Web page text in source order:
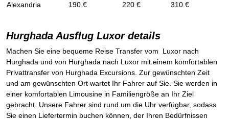
Alexandria
190 € 220 € 310 €
Hurghada Ausflug Luxor details
Machen Sie eine bequeme Reise Transfer vom Luxor nach
Hurghada und von Hurghada nach Luxor mit einem komfortablen
Privattransfer von Hurghada Excursions. Zur gewünschten Zeit
und am gewünschten Ort wartet Ihr Fahrer auf Sie. Sie werden in
einer komfortablen Limousine in Familiengröße an Ihr Ziel
gebracht. Unsere Fahrer sind rund um die Uhr verfügbar, sodass
Sie einen Liefertermin buchen können, der Ihren Bedürfnissen